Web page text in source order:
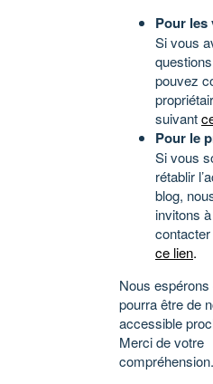
Pour
Si vous
pouvez
suivant
Pour le
Si vous
rétablir
blog,
invitons
ce lien.
Nous
pourra être de
accessible
Merci de votre
compréhension.